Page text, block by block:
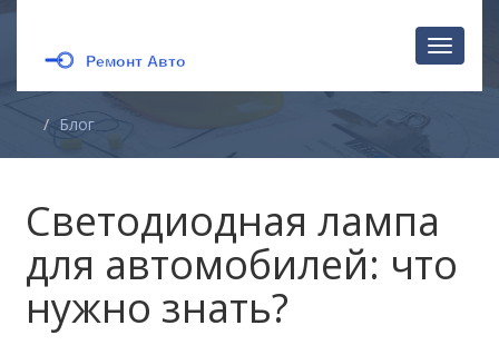
Блог
Светодиодная лампа
для автомобилей: что
нужно знать?